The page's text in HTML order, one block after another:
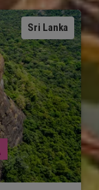
Sri Lanka